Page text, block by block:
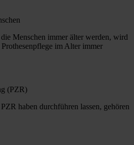
Menschen immer älter werden, wird
im Alter immer
(PZR)
haben durchführen lassen, gehören